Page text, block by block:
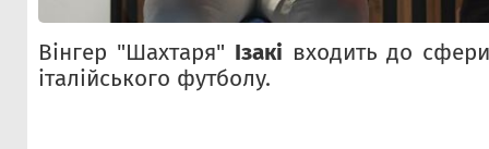
Вінгер "Шахтаря" Ізакі входить до сфери
італійського футболу.